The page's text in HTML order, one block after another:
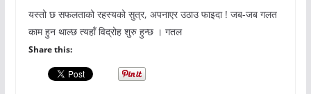
यस्तो छ सफलताको रहस्यको सुत्र, अपनाएर उठाउ फाइदा ! जब-जब गलत
काम हुन थाल्छ त्यहाँ विद्रोह शुरु हुन्छ । गतल
Share this: